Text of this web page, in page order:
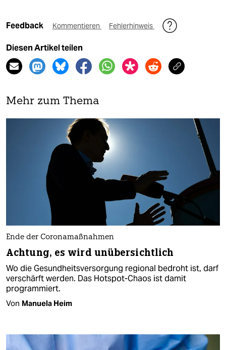
Feedback Kommentieren Fehlerhinweis
Diesen Artikel teilen
Mehr zum Thema
Ende der Coronamaßnahmen
Achtung, es wird unübersichtlich
Wo die Gesundheitsversorgung regional bedroht ist, darf
verschärft werden. Das Hotspot-Chaos ist damit
programmiert.
Von Manuela Heim